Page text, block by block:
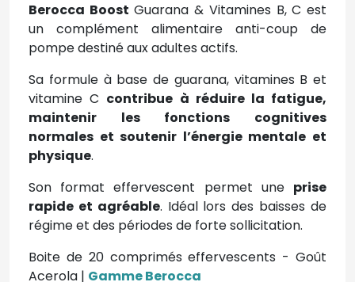
Berocca Boost Guarana & Vitamines B, C est
un complément alimentaire anti-coup de
pompe destiné aux adultes actifs.
Sa formule à base de guarana, vitamines B et
vitamine C contribue à réduire la fatigue,
maintenir les fonctions cognitives
normales et soutenir l’énergie mentale et
physique.
Son format effervescent permet une prise
rapide et agréable. Idéal lors des baisses de
régime et des périodes de forte sollicitation.
Boite de 20 comprimés effervescents - Goût
Acerola | Gamme Berocca